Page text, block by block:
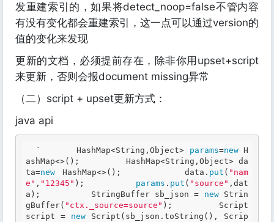
发重建索引的，如果将detect_noop=false不管内容
有没有变化都会重建索引，这一点可以通过version的
值的变化来发现
更新的文档，必须提前存在，除非你用upset+script
来更新，否则会报document missing异常
（二）script + upset更新方式：
java api
  `       HashMap<String,Object>
params=new H
ashMap<>();         HashMap<String,Object> da
ta=new HashMap<>();         data. put ( "nam
e" , "12345" ); params . put ( "source" ,dat
a);          StringBuffer sb_json = new Strin
gBuffer( "ctx._source=source" );         Script
script = new Script(sb_json.toString(), Scrip